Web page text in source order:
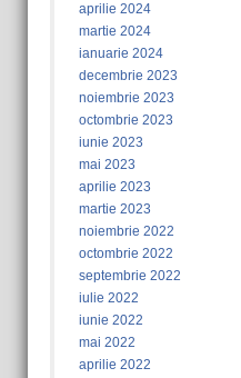
aprilie 2024
martie 2024
ianuarie 2024
decembrie 2023
noiembrie 2023
octombrie 2023
iunie 2023
mai 2023
aprilie 2023
martie 2023
noiembrie 2022
octombrie 2022
septembrie 2022
iulie 2022
iunie 2022
mai 2022
aprilie 2022